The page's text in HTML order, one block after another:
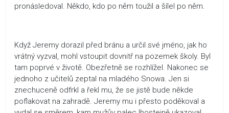
pronásledoval. Někdo, kdo po něm toužil a šílel po něm.
Když Jeremy dorazil před bránu a určil své jméno, jak ho
vrátný vyzval, mohl vstoupit dovnitř na pozemek školy. Byl
tam poprvé v životě. Obezřetně se rozhlížel. Nakonec se
jednoho z učitelů zeptal na mladého Snowa. Jen si
znechuceně odfrkl a řekl mu, že se jistě bude někde
poflakovat na zahradě. Jeremy mu i přesto poděkoval a